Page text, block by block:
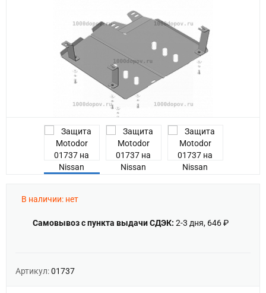
В наличии: нет
Самовывоз с пункта выдачи СДЭК: 2-3 дня, 646 ₽
Артикул:01737